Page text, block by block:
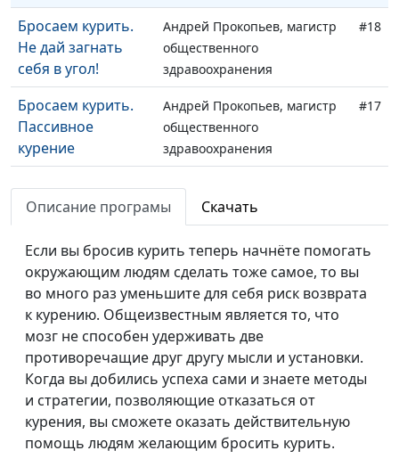
Бросаем курить.
Не дай загнать
себя в угол!
Андрей Прокопьев, магистр
общественного
здравоохранения
#18
Бросаем курить.
Пассивное
курение
Андрей Прокопьев, магистр
общественного
здравоохранения
#17
Бросаем курить.
Коварная ловушка
Андрей Прокопьев, магистр
общественного
здравоохранения
Бросаем курить.
Мне нравится не
Андрей Прокопьев, магистр
общественного
здравоохранения
Бросаем курить.
Моя самооценка и
мои достижения
Андрей Прокопьев, магистр
общественного
здравоохранения
Бросаем курить.
Мотивация
Андрей Прокопьев, магистр
общественного
Описание програмы Скачать
Если вы бросив курить теперь начнёте помогать
окружающим людям сделать тоже самое, то вы
во много раз уменьшите для себя риск возврата
к курению. Общеизвестным является то, что
мозг не способен удерживать две
противоречащие друг другу мысли и установки.
Когда вы добились успеха сами и знаете методы
и стратегии, позволяющие отказаться от
курения, вы сможете оказать действительную
помощь людям желающим бросить курить.